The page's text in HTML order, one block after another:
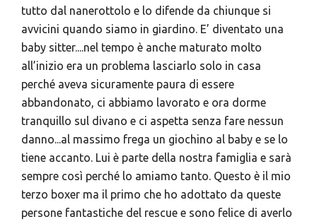
tutto dal nanerottolo e lo difende da chiunque si
avvicini quando siamo in giardino. E’ diventato una
baby sitter....nel tempo è anche maturato molto
all’inizio era un problema lasciarlo solo in casa
perché aveva sicuramente paura di essere
abbandonato, ci abbiamo lavorato e ora dorme
tranquillo sul divano e ci aspetta senza fare nessun
danno...al massimo frega un giochino al baby e se lo
tiene accanto. Lui è parte della nostra famiglia e sarà
sempre così perché lo amiamo tanto. Questo è il mio
terzo boxer ma il primo che ho adottato da queste
persone fantastiche del rescue e sono felice di averlo